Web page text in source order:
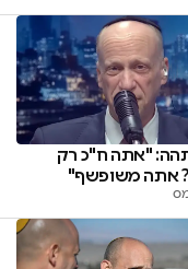
"אתה ח"כ רק
אתה משופשף"